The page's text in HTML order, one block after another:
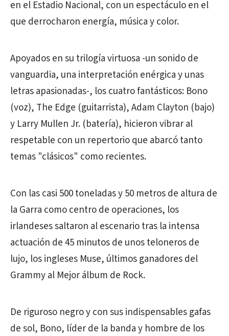
en el Estadio Nacional, con un espectáculo en el
que derrocharon energía, música y color.
Apoyados en su trilogía virtuosa -un sonido de
vanguardia, una interpretación enérgica y unas
letras apasionadas-, los cuatro fantásticos: Bono
(voz), The Edge (guitarrista), Adam Clayton (bajo)
y Larry Mullen Jr. (batería), hicieron vibrar al
respetable con un repertorio que abarcó tanto
temas "clásicos" como recientes.
Con las casi 500 toneladas y 50 metros de altura de
la Garra como centro de operaciones, los
irlandeses saltaron al escenario tras la intensa
actuación de 45 minutos de unos teloneros de
lujo, los ingleses Muse, últimos ganadores del
Grammy al Mejor álbum de Rock.
De riguroso negro y con sus indispensables gafas
de sol, Bono, líder de la banda y hombre de los